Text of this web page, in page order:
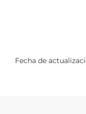
Fecha de